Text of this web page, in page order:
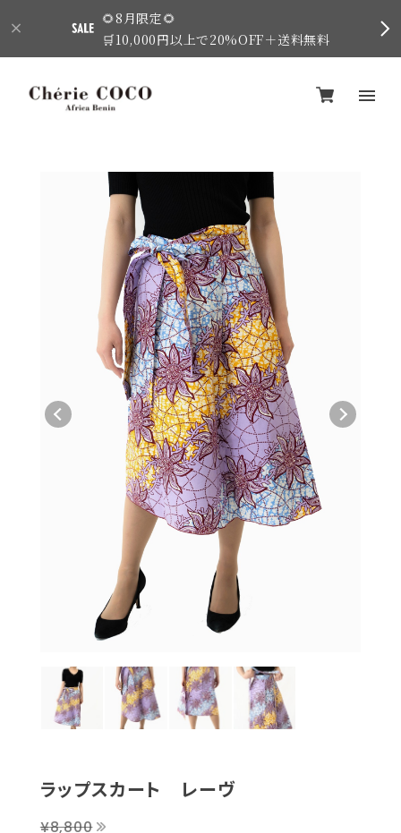
🌻8月限定🌻
🛒10,000円以上で20%OFF＋送料無料
ラップスカート レーヴ
¥8,800